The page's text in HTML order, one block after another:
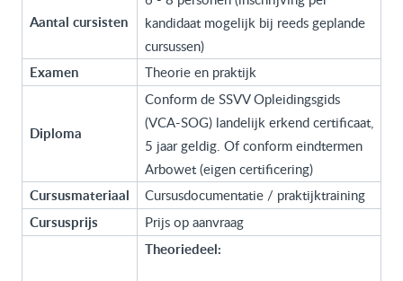
Aantal cursisten
kandidaat mogelijk bij reeds geplande
cursussen)
Examen Theorie en praktijk
Diploma
Conform de SSVV Opleidingsgids
(VCA-SOG) landelijk erkend certificaat,
5 jaar geldig. Of conform eindtermen
Arbowet (eigen certificering)
Cursusmateriaal Cursusdocumentatie / praktijktraining
Cursusprijs Prijs op aanvraag
Theoriedeel: